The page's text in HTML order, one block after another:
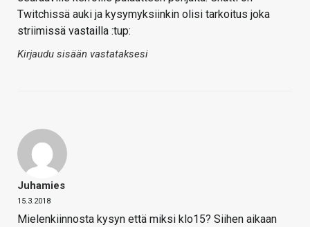
Twitchissä auki ja kysymyksiinkin olisi tarkoitus joka
striimissä vastailla :tup:
Kirjaudu sisään vastataksesi
Juhamies
15.3.2018
Mielenkiinnosta kysyn että miksi klo15? Siihen aikaan